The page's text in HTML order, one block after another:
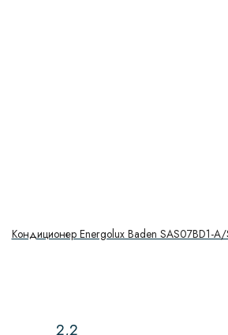
Кондиционер Energolux Baden SAS07BD1-A/
2,2